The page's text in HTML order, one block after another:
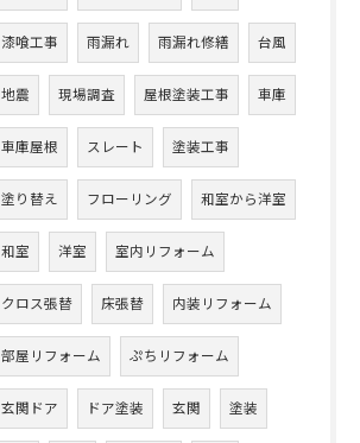
漆喰工事 雨漏れ 雨漏れ修繕 台風
地震 現場調査 屋根塗装工事 車庫
車庫屋根 スレート 塗装工事
塗り替え フローリング 和室から洋室
和室 洋室 室内リフォーム
クロス張替 床張替 内装リフォーム
部屋リフォーム ぷちリフォーム
玄関ドア ドア塗装 玄関 塗装